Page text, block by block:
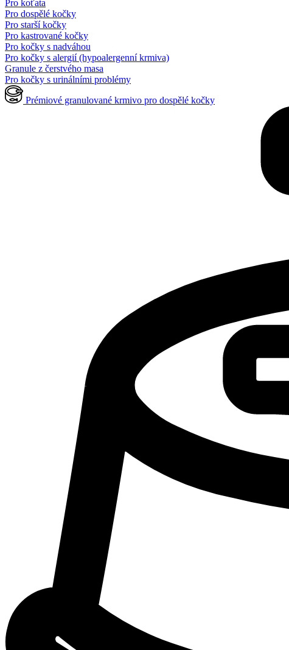
Pro koťata
Pro dospělé kočky
Pro starší kočky
Pro kastrované kočky
Pro kočky s nadváhou
Pro kočky s alergií (hypoalergenní krmiva)
Granule z čerstvého masa
Pro kočky s urinálními problémy
Prémiové granulované krmivo pro dospělé kočky